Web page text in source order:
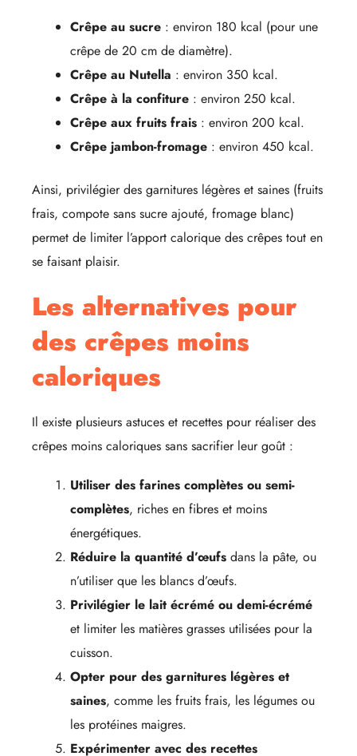
Crêpe au sucre : environ 180 kcal (pour une
crêpe de 20 cm de diamètre).
Crêpe au Nutella : environ 350 kcal.
Crêpe à la confiture : environ 250 kcal.
Crêpe aux fruits frais : environ 200 kcal.
Crêpe jambon-fromage : environ 450 kcal.
Ainsi, privilégier des garnitures légères et saines (fruits
frais, compote sans sucre ajouté, fromage blanc)
permet de limiter l’apport calorique des crêpes tout en
se faisant plaisir.
Les alternatives pour
des crêpes moins
caloriques
Il existe plusieurs astuces et recettes pour réaliser des
crêpes moins caloriques sans sacrifier leur goût :
Utiliser des farines complètes ou semi-
complètes, riches en fibres et moins
énergétiques.
Réduire la quantité d’œufs dans la pâte, ou
n’utiliser que les blancs d’œufs.
Privilégier le lait écrémé ou demi-écrémé
et limiter les matières grasses utilisées pour la
cuisson.
Opter pour des garnitures légères et
saines, comme les fruits frais, les légumes ou
les protéines maigres.
Expérimenter avec des recettes